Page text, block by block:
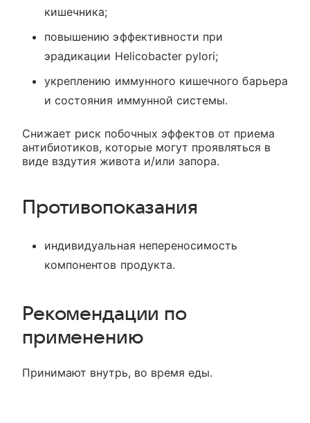
кишечника;
повышению эффективности при
эрадикации Helicobacter pylori;
укреплению иммунного кишечного барьера
и состояния иммунной системы.
Снижает риск побочных эффектов от приема
антибиотиков, которые могут проявляться в
виде вздутия живота и/или запора.
Противопоказания
индивидуальная непереносимость
компонентов продукта.
Рекомендации по
применению
Принимают внутрь, во время еды.